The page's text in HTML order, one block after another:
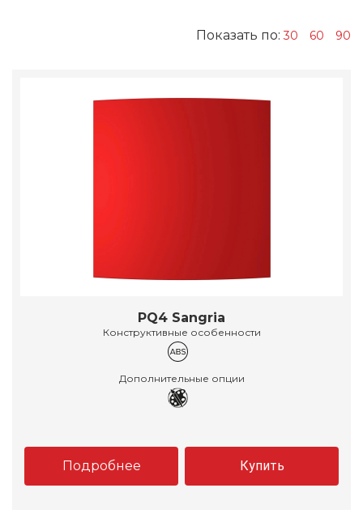
Показать по:30 60 90
PQ4 Sangria
Конструктивные особенности
Дополнительные опции
Подробнее Купить